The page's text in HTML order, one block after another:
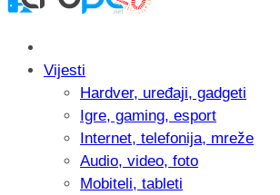
Vijesti
Hardver, uređaji, gadgeti
Igre, gaming, esport
Internet, telefonija, mreže
Audio, video, foto
Mobiteli, tableti